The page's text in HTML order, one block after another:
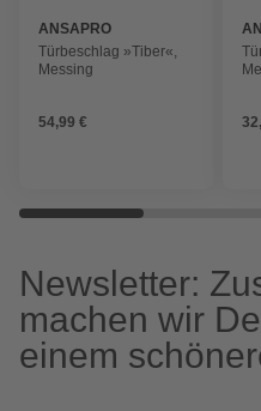
ANSAPRO
Türbeschlag »Tiber«,
Messing
54,99 €
Newsletter:
machen wir
einem